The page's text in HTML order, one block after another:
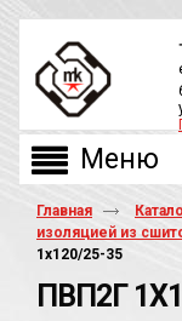
Главная
изоляцией из
1х120/25-35
ПВП2Г